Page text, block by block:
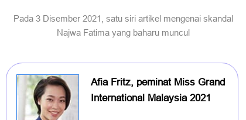
Pada 3 Disember 2021, satu siri artikel mengenai skandal
Najwa Fatima yang baharu muncul
Afia Fritz, peminat Miss Grand
International Malaysia 2021